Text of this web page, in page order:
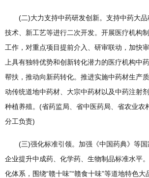
(二)大力支持中药研发创新。支持中药大品
技术、新工艺等进行二次开发。开展医疗机构
工作，对重点项目提前介入、研审联动，加快
上具有独特优势和创新转化潜力的医疗机构中
帮扶，推动向新药转化。推进实施中药材生产
动传统道地中药材、大宗中药材以及中药注射
种植养殖。(省药监局、省中医药局、省农业农
分工负责)
(三)强化标准引领。加强《中国药典》等国
企业提升中成药、化学药、生物制品标准水平
化体系，围绕“赣十味”“赣食十味”等道地特色大